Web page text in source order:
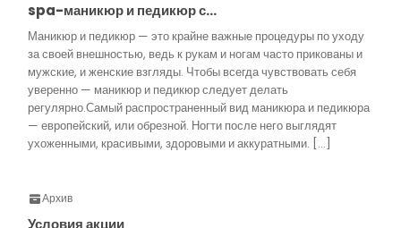
spa-маникюр и педикюр с…
Маникюр и педикюр — это крайне важные процедуры по уходу
за своей внешностью, ведь к рукам и ногам часто прикованы и
мужские, и женские взгляды. Чтобы всегда чувствовать себя
уверенно — маникюр и педикюр следует делать
регулярно.Самый распространенный вид маникюра и педикюра
— европейский, или обрезной. Ногти после него выглядят
ухоженными, красивыми, здоровыми и аккуратными. […]
Архив
Условия акции